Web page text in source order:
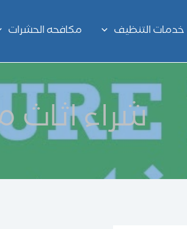
خدمات التنظيف مكافحه الحشرات
شراء